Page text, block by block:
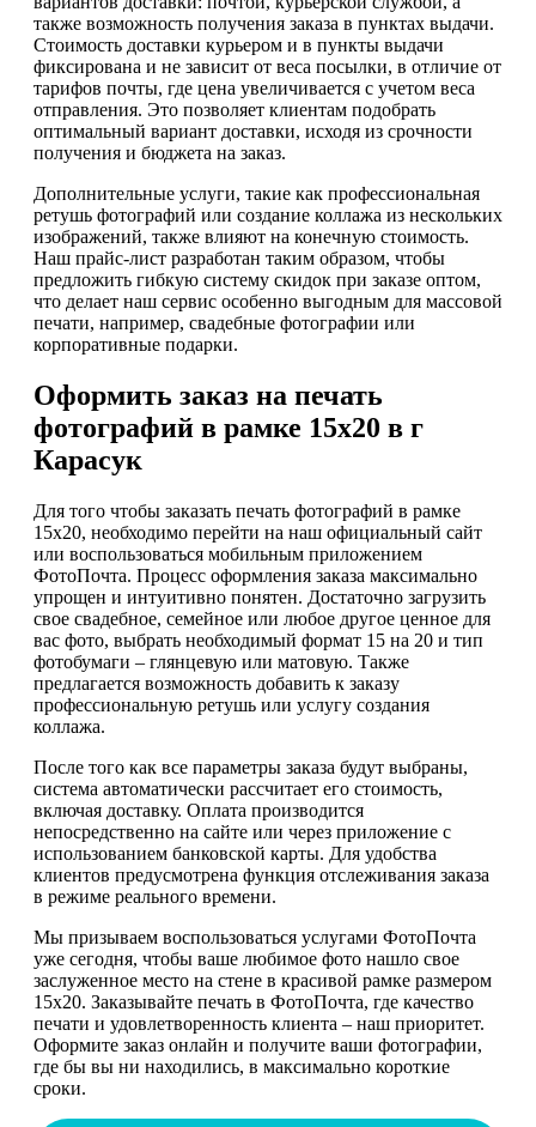
также возможность получения заказа в пунктах выдачи.
Стоимость доставки курьером и в пункты выдачи
фиксирована и не зависит от веса посылки, в отличие от
тарифов почты, где цена увеличивается с учетом веса
отправления. Это позволяет клиентам подобрать
оптимальный вариант доставки, исходя из срочности
получения и бюджета на заказ.
Дополнительные услуги, такие как профессиональная
ретушь фотографий или создание коллажа из нескольких
изображений, также влияют на конечную стоимость.
Наш прайс-лист разработан таким образом, чтобы
предложить гибкую систему скидок при заказе оптом,
что делает наш сервис особенно выгодным для массовой
печати, например, свадебные фотографии или
корпоративные подарки.
Оформить заказ на печать
фотографий в рамке 15х20 в г
Карасук
Для того чтобы заказать печать фотографий в рамке
15х20, необходимо перейти на наш официальный сайт
или воспользоваться мобильным приложением
ФотоПочта. Процесс оформления заказа максимально
упрощен и интуитивно понятен. Достаточно загрузить
свое свадебное, семейное или любое другое ценное для
вас фото, выбрать необходимый формат 15 на 20 и тип
фотобумаги – глянцевую или матовую. Также
предлагается возможность добавить к заказу
профессиональную ретушь или услугу создания
коллажа.
После того как все параметры заказа будут выбраны,
система автоматически рассчитает его стоимость,
включая доставку. Оплата производится
непосредственно на сайте или через приложение с
использованием банковской карты. Для удобства
клиентов предусмотрена функция отслеживания заказа
в режиме реального времени.
Мы призываем воспользоваться услугами ФотоПочта
уже сегодня, чтобы ваше любимое фото нашло свое
заслуженное место на стене в красивой рамке размером
15х20. Заказывайте печать в ФотоПочта, где качество
печати и удовлетворенность клиента – наш приоритет.
Оформите заказ онлайн и получите ваши фотографии,
где бы вы ни находились, в максимально короткие
сроки.